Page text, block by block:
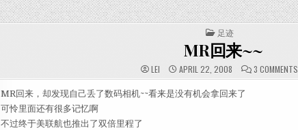
POSTED IN
足迹
MR回来~~
LEI APRIL 22, 2008 3 COMMENTS
MR回来，却发现自己丢了数码相机~~看来是没有机会拿回来了
可怜里面还有很多记忆啊
不过终于美联航也推出了双倍里程了